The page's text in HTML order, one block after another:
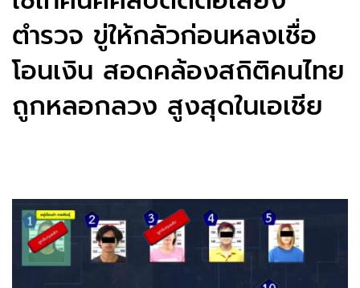
ตำรวจ ขู่ให้กลัวก่อนหลงเชื่อ
โอนเงิน สอดคล้องสถิติคนไทย
ถูกหลอกลวง สูงสุดในเอเชีย